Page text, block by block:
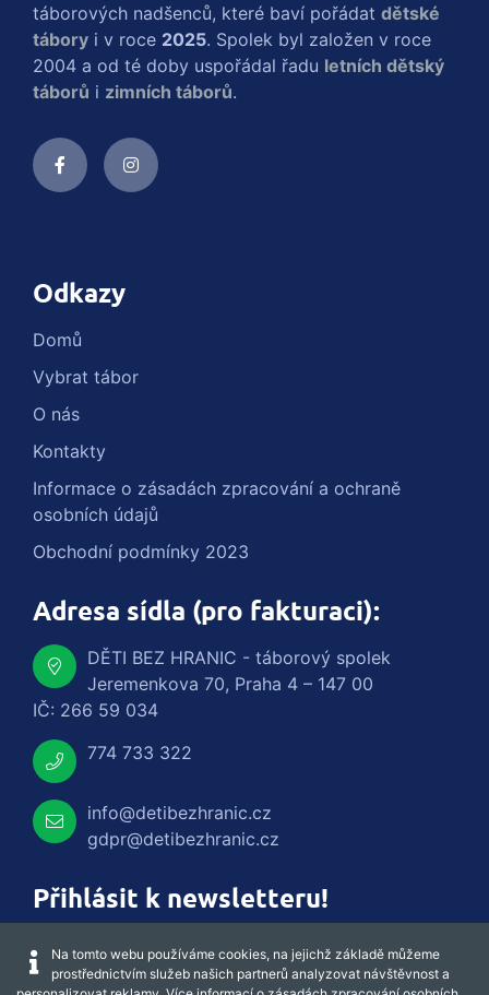
táborových nadšenců, které baví pořádat dětské
tábory i v roce 2025. Spolek byl založen v roce
2004 a od té doby uspořádal řadu letních dětský
táborů i zimních táborů.
Odkazy
Domů
Vybrat tábor
O nás
Kontakty
Informace o zásadách zpracování a ochraně
osobních údajů
Obchodní podmínky 2023
Adresa sídla (pro fakturaci):
DĚTI BEZ HRANIC - táborový spolek
Jeremenkova 70, Praha 4 – 147 00
IČ: 266 59 034
774 733 322
info@detibezhranic.cz
gdpr@detibezhranic.cz
Přihlásit k newsletteru!
Na tomto webu používáme cookies, na jejichž základě můžeme
prostřednictvím služeb našich partnerů analyzovat návštěvnost a